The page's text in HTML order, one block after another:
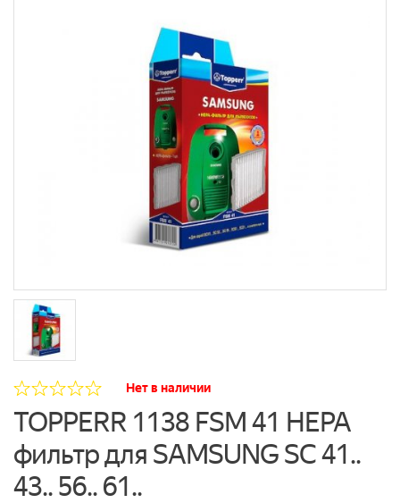
Нет в наличии
TOPPERR 1138 FSM 41 HEPA
фильтр для SAMSUNG SC 41..
43.. 56.. 61..